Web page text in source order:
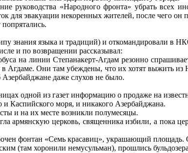
руководства «Народного фронта» убрать всех
для эвакуации некоренных жителей, после чего
знания языка и традиций) и откомандировали в
и по возвращении рассказывал:
на линии Степанакерт-Агдам резонно
Агдаме. Они там убеждены, что их хотят выжить
даже слухов не было.
одной из газет информацию о продаже на
Каспийского моря, и никакого Азербайджана.
и на их месте возникли полумесяцы.
армянскую церковь, священника избили, а пока
фонтан «Семь красавиц», украшающий площадь.
(там хоронили немусульман), прошлись